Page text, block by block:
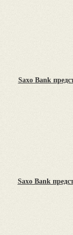
Saxo Bank
Saxo Bank